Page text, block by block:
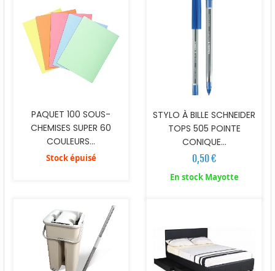
PAQUET 100 SOUS-
CHEMISES SUPER 60
COULEURS...
Stock épuisé
STYLO À BILLE SCHNEIDER
TOPS 505 POINTE
CONIQUE...
0,50 €
En stock Mayotte